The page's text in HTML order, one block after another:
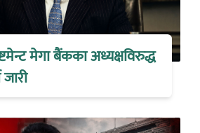
मेगा बैंकका अध्यक्षविरुद्ध